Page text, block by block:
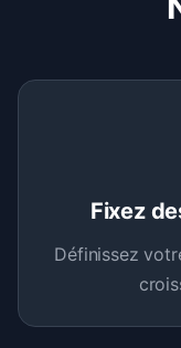
Fixez
Définissez